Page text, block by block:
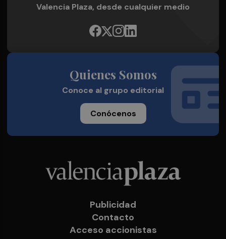
Valencia Plaza, desde cualquier medio
Quienes Somos
Conoce al grupo editorial
Conócenos
Publicidad
Contacto
Acceso accionistas